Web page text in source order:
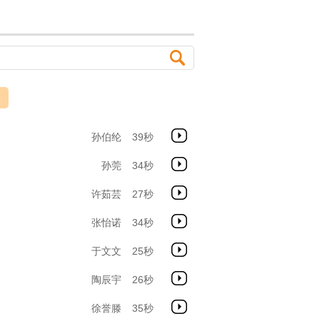
孙伯纶 39秒
孙莞 34秒
许茹芸 27秒
张怡诺 34秒
于文文 25秒
陶辰宇 26秒
徐誉滕 35秒